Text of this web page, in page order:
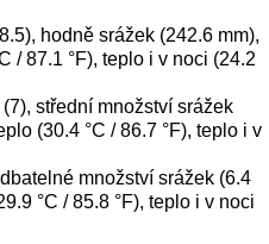
hodně srážek (242.6 mm),
/ 87.1 °F), teplo i v noci (24.2
střední množství srážek
(30.4 °C / 86.7 °F), teplo i v
množství srážek (6.4
°C / 85.8 °F), teplo i v noci